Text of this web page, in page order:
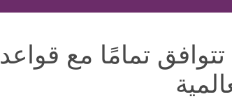
تمامًا مع قواعد